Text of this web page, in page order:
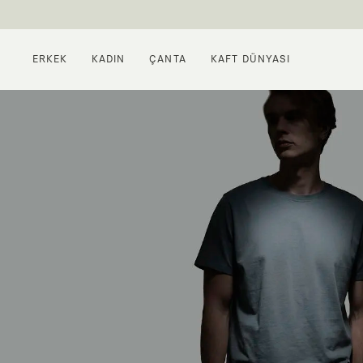
ERKEK KADIN ÇANTA KAFT DÜNYASI